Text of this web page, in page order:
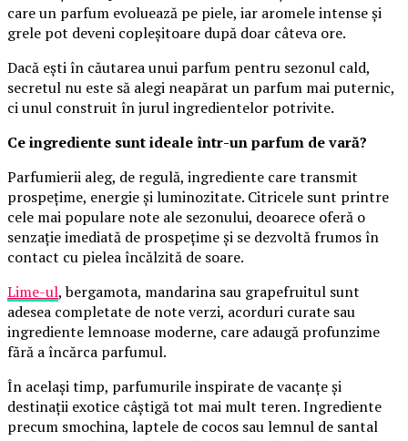
care un parfum evoluează pe piele, iar aromele intense și
grele pot deveni copleșitoare după doar câteva ore.
Dacă ești în căutarea unui parfum pentru sezonul cald,
secretul nu este să alegi neapărat un parfum mai puternic,
ci unul construit în jurul ingredientelor potrivite.
Ce ingrediente sunt ideale într-un parfum de vară?
Parfumierii aleg, de regulă, ingrediente care transmit
prospețime, energie și luminozitate. Citricele sunt printre
cele mai populare note ale sezonului, deoarece oferă o
senzație imediată de prospețime și se dezvoltă frumos în
contact cu pielea încălzită de soare.
Lime-ul, bergamota, mandarina sau grapefruitul sunt
adesea completate de note verzi, acorduri curate sau
ingrediente lemnoase moderne, care adaugă profunzime
fără a încărca parfumul.
În același timp, parfumurile inspirate de vacanțe și
destinații exotice câștigă tot mai mult teren. Ingrediente
precum smochina, laptele de cocos sau lemnul de santal